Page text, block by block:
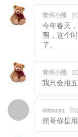
青州小熊
今年春天
圈，这个
了。
青州小熊
我只会用
ddmzxz
熊哥你是